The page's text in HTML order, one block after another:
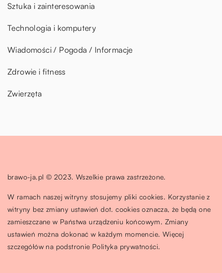
Sztuka i zainteresowania
Technologia i komputery
Wiadomości / Pogoda / Informacje
Zdrowie i fitness
Zwierzęta
brawo-ja.pl © 2023. Wszelkie prawa zastrzeżone.
W ramach naszej witryny stosujemy pliki cookies. Korzystanie z
witryny bez zmiany ustawień dot. cookies oznacza, że będą one
zamieszczane w Państwa urządzeniu końcowym. Zmiany
ustawień można dokonać w każdym momencie. Więcej
szczegółów na podstronie Polityka prywatności.